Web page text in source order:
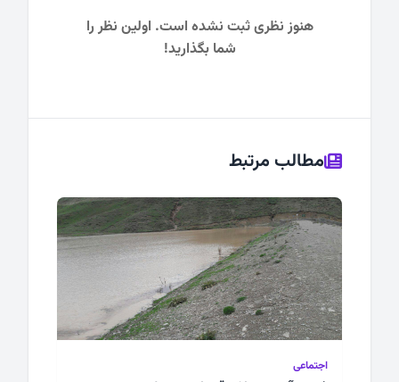
هنوز نظری ثبت نشده است. اولین نظر را
شما بگذارید!
مطالب مرتبط
اجتماعی